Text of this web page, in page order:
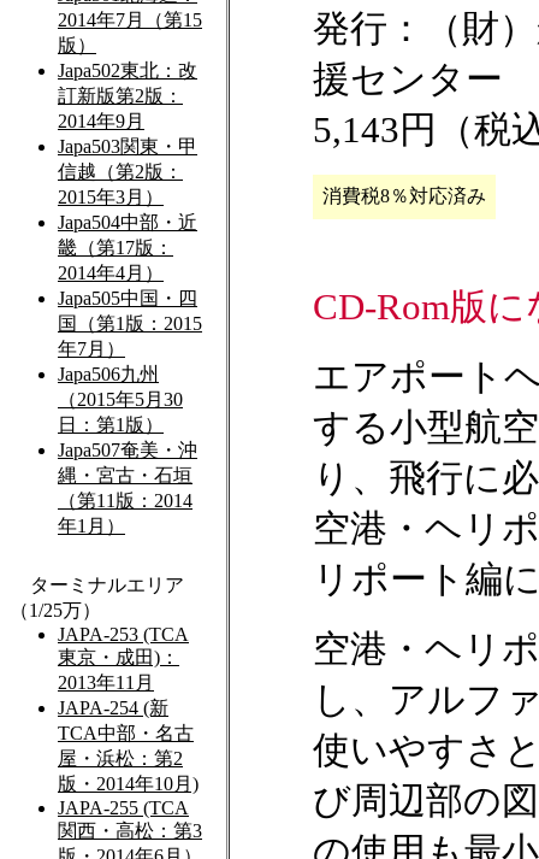
発行：（財
援センター
5,143円（税
消費税8％対応済み
CD-Rom版
エアポート
する小型航
り、飛行に
空港・ヘリ
リポート編
空港・ヘリ
し、アルフ
使いやすさ
び周辺部の